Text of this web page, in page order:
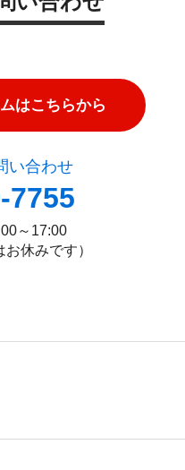
はこちらから
い合わせ
7755
～17:00
お休みです）